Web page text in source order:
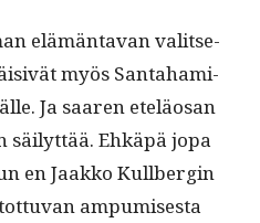
elämän­ta­van val­it­se­
myös San­ta­ham­i­
Ja saaren eteläosan
Ehkäpä jopa
en Jaakko Kull­ber­gin
ampumis­es­ta